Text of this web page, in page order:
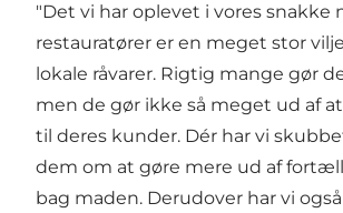
"Det vi har oplevet i vores snakke
restauratører er en meget stor
lokale råvarer. Rigtig mange gør
men de gør ikke så meget ud af
til deres kunder. Dér har vi
dem om at gøre mere ud af
bag maden. Derudover har vi